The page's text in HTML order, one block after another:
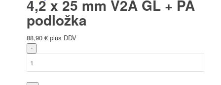
4,2 x 25 mm V2A GL + PA
podložka
88,90 € plus DDV